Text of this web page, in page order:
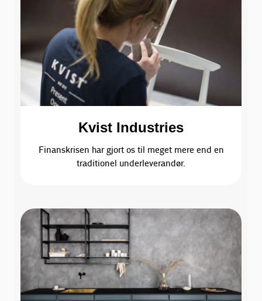
Kvist Industries
Finanskrisen har gjort os til meget mere end en
traditionel underleverandør.